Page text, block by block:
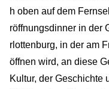
h oben auf dem
röffnungsdinner in der
rlottenburg, in der am
öffnen wird, an diese
Kultur, der Geschichte